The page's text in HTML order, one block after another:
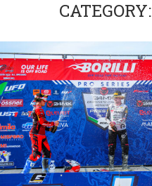
CATEGORY: